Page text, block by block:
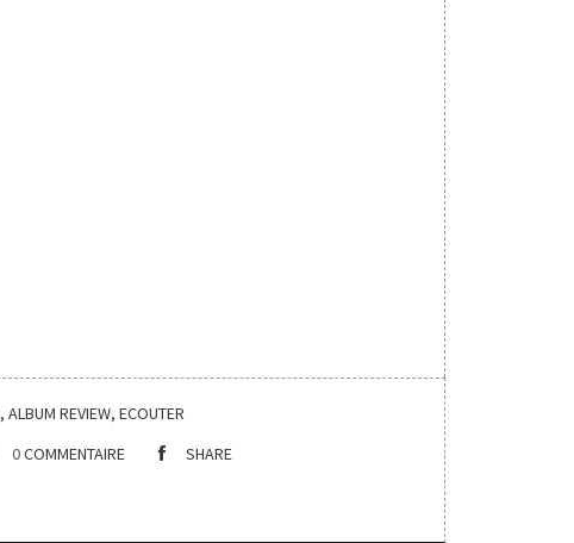
,ALBUM REVIEW,ECOUTER
0COMMENTAIRE SHARE